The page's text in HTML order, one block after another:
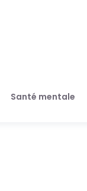
Santé mentale